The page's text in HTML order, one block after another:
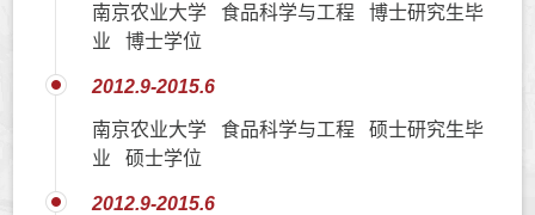
南京农业大学 食品科学与工程 博士研究生毕
业 博士学位
2012.9-2015.6
南京农业大学 食品科学与工程 硕士研究生毕
业 硕士学位
2012.9-2015.6